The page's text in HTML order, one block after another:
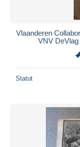
Vlaanderen
VNV
Statut